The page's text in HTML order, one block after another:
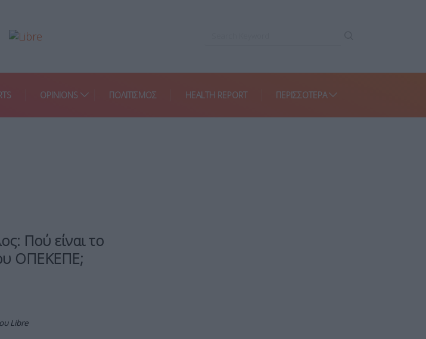
OPINIONS ΠΟΛΙΤΙΣΜΟΣ HEALTH REPORT ΠΕΡΙΣΣΌΤΕΡΑ
Πού είναι το
ΟΠΕΚΕΠΕ;
Libre